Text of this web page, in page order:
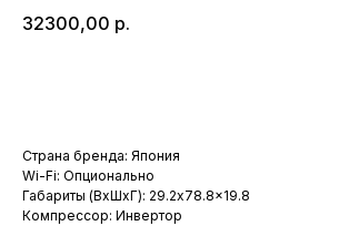
32300,00 р.
Страна бренда: Япония
Wi-Fi: Опционально
Габариты (ВхШхГ): 29.2x78.8x19.8
Компрессор: Инвертор